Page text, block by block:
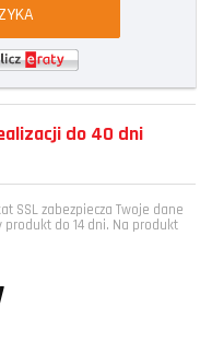
do 40 dni
SSL zabezpiecza Twoje dane
produkt do 14 dni. Na produkt